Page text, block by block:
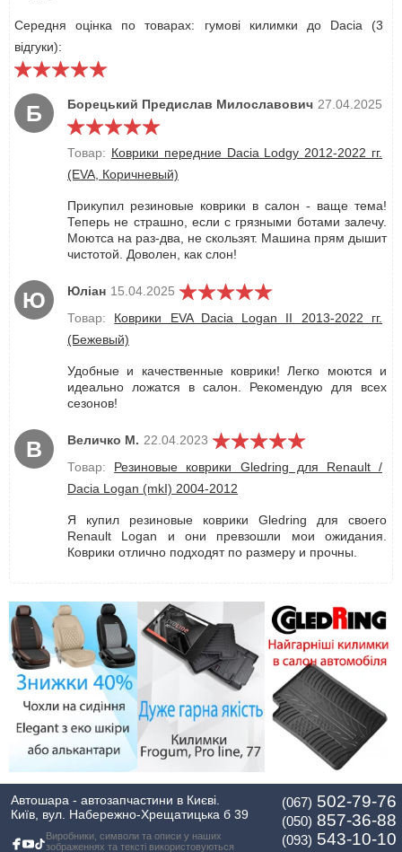
Середня оцінка по товарах: гумові килимки до Dacia (3
відгуки):
Б Борецький Предислав Милославович 27.04.2025
Товар: Коврики передние Dacia Lodgy 2012-2022 гг.
(EVA, Коричневый)
Прикупил резиновые коврики в салон - ваще тема!
Теперь не страшно, если с грязными ботами залечу.
Моютса на раз-два, не скользят. Машина прям дышит
чистотой. Доволен, как слон!
Ю Юліан 15.04.2025
Товар: Коврики EVA Dacia Logan II 2013-2022 гг.
(Бежевый)
Удобные и качественные коврики! Легко моются и
идеально ложатся в салон. Рекомендую для всех
сезонов!
В Величко М. 22.04.2023
Товар: Резиновые коврики Gledring для Renault /
Dacia Logan (mkI) 2004-2012
Я купил резиновые коврики Gledring для своего
Renault Logan и они превзошли мои ожидания.
Коврики отлично подходят по размеру и прочны.
Автошара - автозапчастини в Києві.
Київ, вул. Набережно-Хрещатицька б 39
Виробники, символи та описи у наших
зображеннях та тексті використовуються
(067) 502-79-76
(050) 857-36-88
(093) 543-10-10